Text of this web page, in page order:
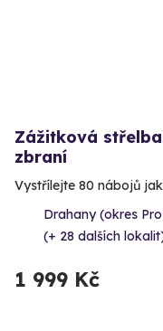
Zážitková
zbraní
Vystřílejte 80 nábojů
Drahany (okres
(+ 28 dalších
1 999 Kč